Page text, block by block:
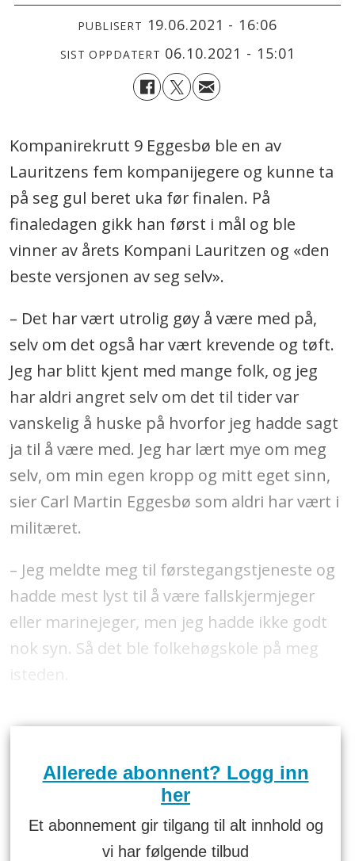
PUBLISERT 19.06.2021 - 16:06
SIST OPPDATERT 06.10.2021 - 15:01
Kompanirekrutt 9 Eggesbø ble en av
Lauritzens fem kompanijegere og kunne ta
på seg gul beret uka før finalen. På
finaledagen gikk han først i mål og ble
vinner av årets Kompani Lauritzen og «den
beste versjonen av seg selv».
– Det har vært utrolig gøy å være med på,
selv om det også har vært krevende og tøft.
Jeg har blitt kjent med mange folk, og jeg
har aldri angret selv om det til tider var
vanskelig å huske på hvorfor jeg hadde sagt
ja til å være med. Jeg har lært mye om meg
selv, om min egen kropp og mitt eget sinn,
sier Carl Martin Eggesbø som aldri har vært i
militæret.
– Jeg meldte meg til førstegangstjeneste og
hadde mest lyst til å være fallskjermjeger
eller marinejeger, men jeg hadde ikke godt
nok syn. Så det ble folkehøgskole på meg
isteden.
Allerede abonnent? Logg inn
her
Et abonnement gir tilgang til alt innhold og
vi har følgende tilbud